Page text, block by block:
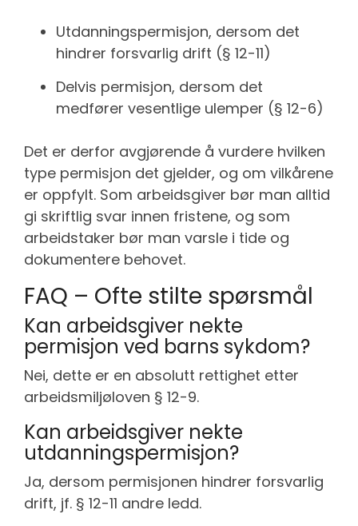
Utdanningspermisjon, dersom det
hindrer forsvarlig drift (§ 12-11)
Delvis permisjon, dersom det
medfører vesentlige ulemper (§ 12-6)
Det er derfor avgjørende å vurdere hvilken
type permisjon det gjelder, og om vilkårene
er oppfylt. Som arbeidsgiver bør man alltid
gi skriftlig svar innen fristene, og som
arbeidstaker bør man varsle i tide og
dokumentere behovet.
FAQ – Ofte stilte spørsmål
Kan arbeidsgiver nekte
permisjon ved barns sykdom?
Nei, dette er en absolutt rettighet etter
arbeidsmiljøloven § 12-9.
Kan arbeidsgiver nekte
utdanningspermisjon?
Ja, dersom permisjonen hindrer forsvarlig
drift, jf. § 12-11 andre ledd.